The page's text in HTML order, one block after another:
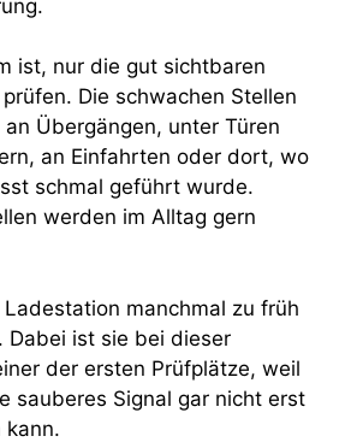
ist, nur die gut sichtbaren
Die schwachen Stellen
Übergängen, unter Türen
an Einfahrten oder dort, wo
schmal geführt wurde.
werden im Alltag gern
manchmal zu früh
Dabei ist sie bei dieser
der ersten Prüfplätze, weil
sauberes Signal gar nicht erst
kann.